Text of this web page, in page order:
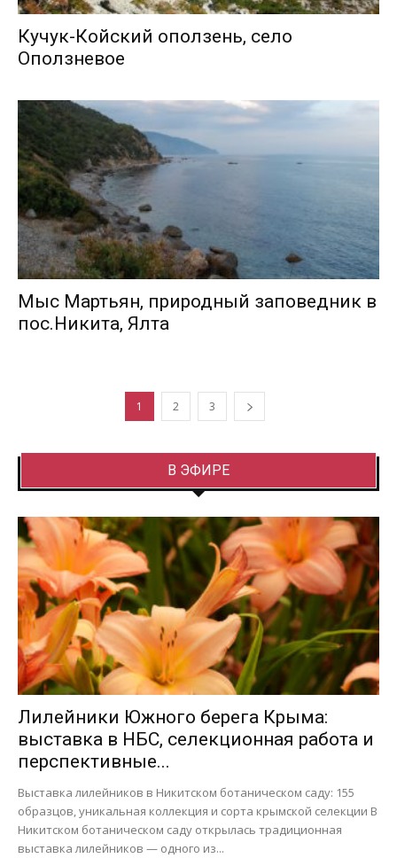
Кучук-Койский оползень, село
Оползневое
Мыс Мартьян, природный заповедник в
пос.Никита, Ялта
1 2 3
В ЭФИРЕ
Лилейники Южного берега Крыма:
выставка в НБС, селекционная работа и
перспективные...
Выставка лилейников в Никитском ботаническом саду: 155
образцов, уникальная коллекция и сорта крымской селекции В
Никитском ботаническом саду открылась традиционная
выставка лилейников — одного из...